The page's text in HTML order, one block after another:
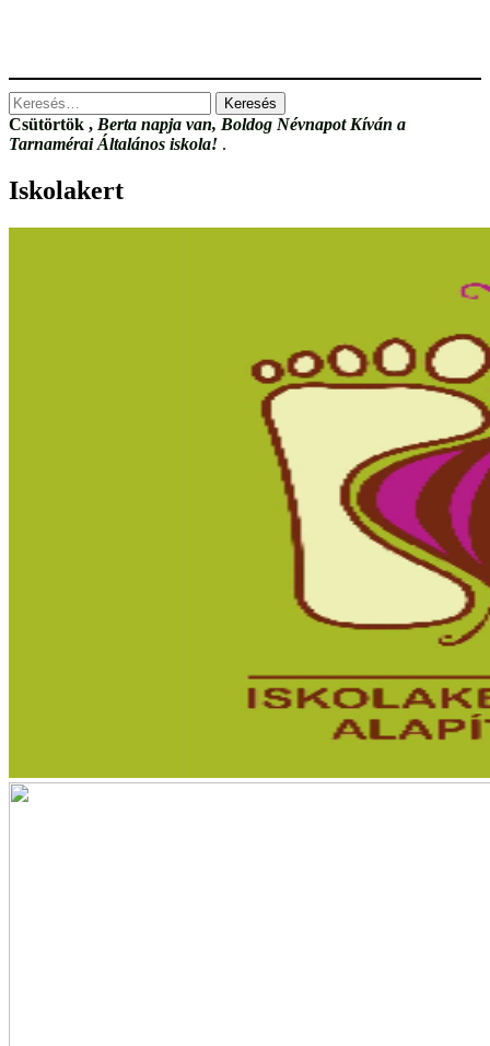
Keresés:
Csütörtök , Berta napja van, Boldog Névnapot Kíván a
Tarnamérai Általános iskola! .
Iskolakert